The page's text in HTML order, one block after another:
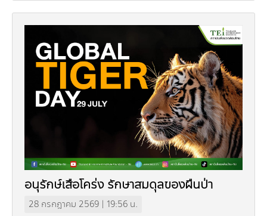
รางวัลและเกียรติประวัติ
กองทุน
กองทุน ดร.ธีระ พันธุมวนิช
กองทุนสุขภาพกับสภาวะโลกร้อน
อนุรักษ์เสือโคร่ง รักษาสมดุลของผืนป่า
28 กรกฎาคม 2569 | 19:56 น.